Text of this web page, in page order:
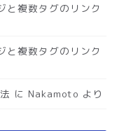
複数タグのリンク
複数タグのリンク
に Nakamoto より